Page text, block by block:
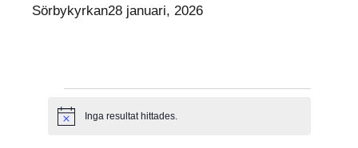
Sörbykyrkan28 januari, 2026
Programpunkter
Notice Inga resultat hittades.